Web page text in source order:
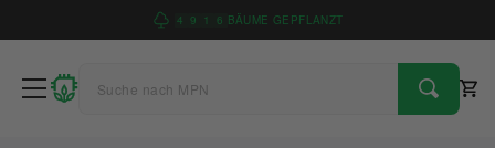
4 9 1 6 BÄUME GEPFLANZT